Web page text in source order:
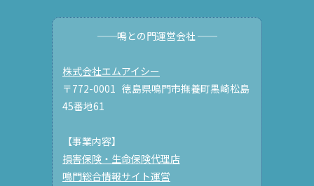
──鳴との門運営会社 ──
株式会社エムアイシー
〒772-0001 徳島県鳴門市撫養町黒崎松島
45番地61
【事業内容】
損害保険・生命保険代理店
鳴門総合情報サイト運営